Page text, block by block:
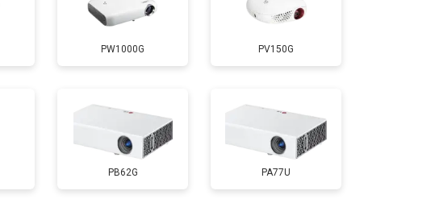
от 2000 ₽ Заказать
от 1900 ₽ Заказать
PW1000G PV150G
PB62G PA77U